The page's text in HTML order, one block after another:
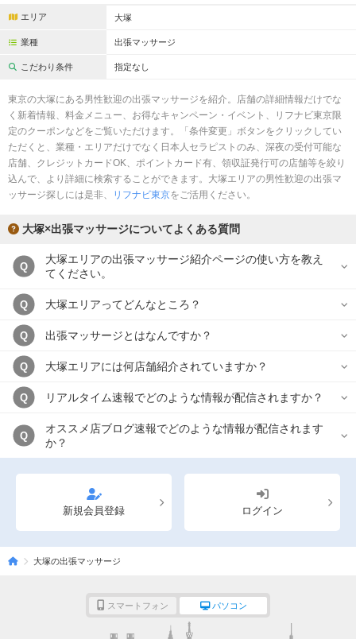
専用駐車場あり
駅から徒歩5分以内
こだわり条件を変更
閉じる
エリア 大塚
業種 出張マッサージ
こだわり条件 指定なし
東京の大塚にある男性歓迎の出張マッサージを紹介。店舗の詳細情報だけでな
く新着情報、料金メニュー、お得なキャンペーン・イベント、リフナビ東京限
定のクーポンなどをご覧いただけます。「条件変更」ボタンをクリックしてい
ただくと、業種・エリアだけでなく日本人セラピストのみ、深夜の受付可能な
店舗、クレジットカードOK、ポイントカード有、領収証発行可の店舗等を絞り
込んで、より詳細に検索することができます。大塚エリアの男性歓迎の出張マ
ッサージ探しには是非、
リフナビ東京をご活用ください。
大塚×出張マッサージについてよくある質問
Q
大塚エリアの出張マッサージ紹介ページの使い方を教え
てください。
Q 大塚エリアってどんなところ？
Q 出張マッサージとはなんですか？
Q 大塚エリアには何店舗紹介されていますか？
Q リアルタイム速報でどのような情報が配信されますか？
Q
オススメ店ブログ速報でどのような情報が配信されます
か？
新規会員登録 ログイン
大塚の出張マッサージ
スマートフォン パソコン